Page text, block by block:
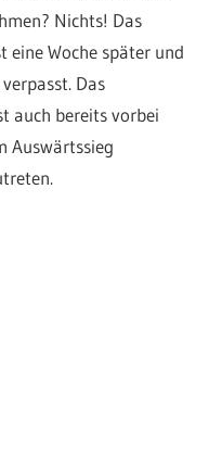
Nichts! Das
Woche später und
Das
auch bereits vorbei
Auswärtssieg